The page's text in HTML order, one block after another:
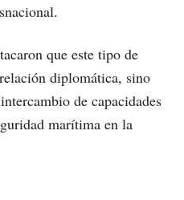
que este tipo de
diplomática, sino
de capacidades
marítima en la